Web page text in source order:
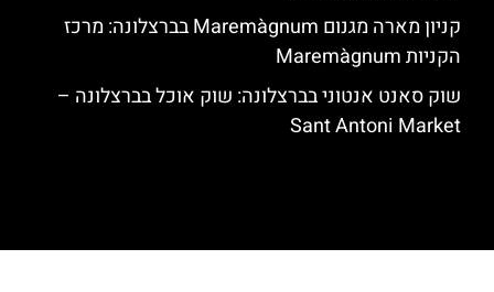
קניון מארה מגנום Maremàgnum בברצלונה: מרכז
הקניות Maremàgnum
שוק סאנט אנטוני בברצלונה: שוק אוכל בברצלונה –
Sant Antoni Market